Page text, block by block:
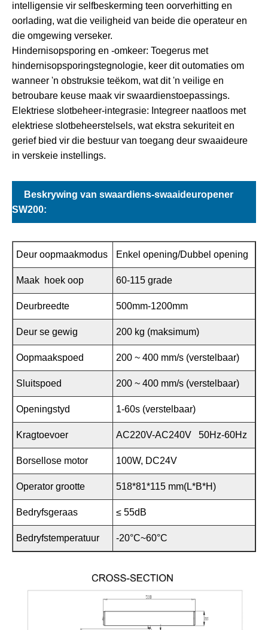
intelligensie vir selfbeskerming teen oorverhitting en
oorlading, wat die veiligheid van beide die operateur en
die omgewing verseker.
Hindernisopsporing en -omkeer: Toegerus met
hindernisopsporingstegnologie, keer dit outomaties om
wanneer 'n obstruksie teëkom, wat dit 'n veilige en
betroubare keuse maak vir swaardienstoepassings.
Elektriese slotbeheer-integrasie: Integreer naatloos met
elektriese slotbeheerstelsels, wat ekstra sekuriteit en
gerief bied vir die bestuur van toegang deur swaaideure
in verskeie instellings.
Beskrywing van swaardiens-swaaideuropener
SW200:
Deur oopmaakmodus Enkel opening/Dubbel opening
Maak hoek oop 60-115 grade
Deurbreedte 500mm-1200mm
Deur se gewig 200 kg (maksimum)
Oopmaakspoed 200 ~ 400 mm/s (verstelbaar)
Sluitspoed 200 ~ 400 mm/s (verstelbaar)
Openingstyd 1-60s (verstelbaar)
Kragtoevoer AC220V-AC240V 50Hz-60Hz
Borsellose motor 100W, DC24V
Operator grootte 518*81*115 mm(L*B*H)
Bedryfsgeraas ≤ 55dB
Bedryfstemperatuur -20°C~60°C